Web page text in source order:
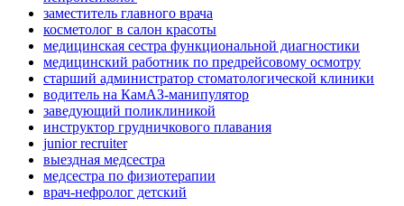
заместитель главного врача
косметолог в салон красоты
медицинская сестра функциональной диагностики
медицинский работник по предрейсовому осмотру
старший администратор стоматологической клиники
водитель на КамАЗ-манипулятор
заведующий поликлиникой
инструктор грудничкового плавания
junior recruiter
выездная медсестра
медсестра по физиотерапии
врач-нефролог детский